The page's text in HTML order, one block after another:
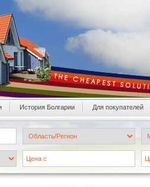
История Болгарии Для покупателей